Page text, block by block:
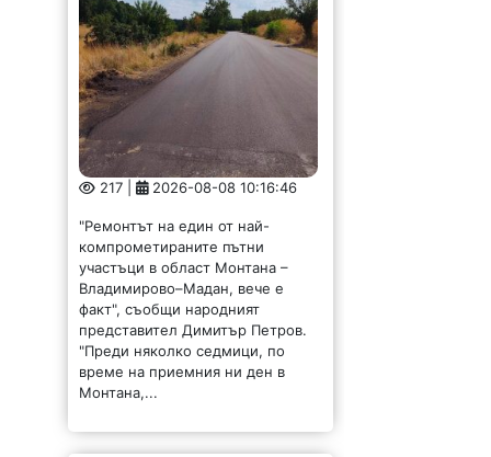
217 | 2026-08-08 10:16:46
компрометираните пътни
участъци в област Монтана –
Владимирово–Мадан, вече е
факт", съобщи народният
представител Димитър Петров.
"Преди няколко седмици, по
време на приемния ни ден в
Монтана,...